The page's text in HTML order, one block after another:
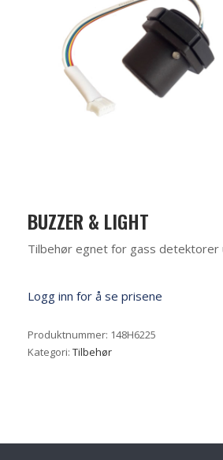
BUZZER & LIGHT
Tilbehør egnet for gass detektorer
Logg inn for å se prisene
Produktnummer: 148H6225
Kategori: Tilbehør